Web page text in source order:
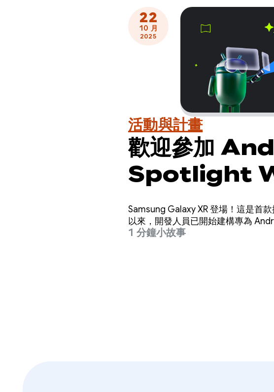
22
10 月
2025
活動與計畫
歡迎參加
Spotlight
Samsung Galaxy XR 登場！這是首
以來，開發人員已開始建構專為
1 分鐘小故事